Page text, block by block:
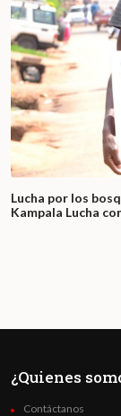
Lucha por los
Kampala Lucha
¿Quienes
Contáctanos